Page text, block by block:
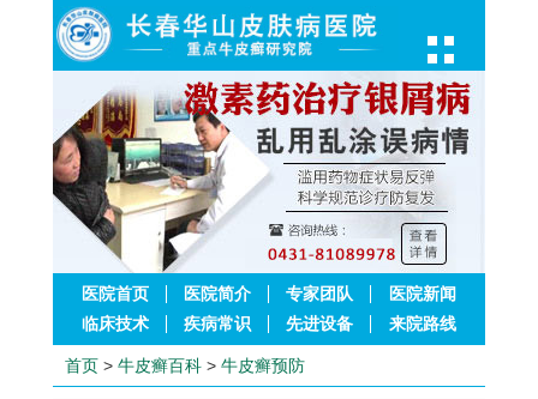
医院首页 医院简介 专家团队
医院新闻
临床技术
疾病常识 先进设备 来院路线
首页 > 牛皮癣百科 > 牛皮癣预防